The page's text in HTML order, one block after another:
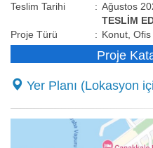
Teslim Tarihi
: Ağustos
TESLİM
Proje Türü
: Konut,
Proje
Yer Planı (Lokasyon